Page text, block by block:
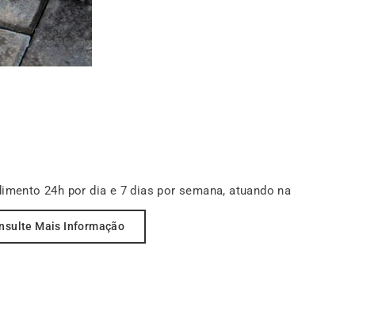
24h por dia e 7 dias por semana, atuando na
Mais Informação